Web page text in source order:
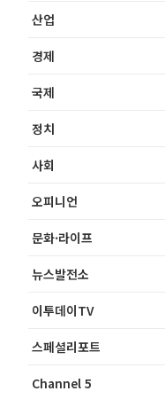
산업
경제
국제
정치
사회
오피니언
문화·라이프
뉴스발전소
이투데이TV
스페셜리포트
Channel 5